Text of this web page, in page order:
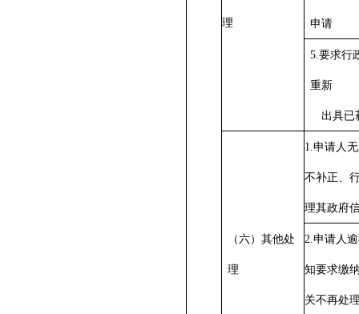
理 申请
5.要求行
重新
出具已
（六）其他处
理
1.申请人
不补正、
理其政府
2.申请人
知要求缴
关不再处